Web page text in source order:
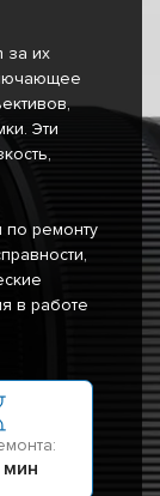
за их
Эти
по ремонту
в работе